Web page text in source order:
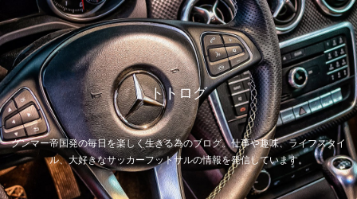
トトログ
グンマー帝国発の毎日を楽しく生きる為のブログ。仕事や趣味、ライフスタイ
ル、大好きなサッカーフットサルの情報を発信しています。